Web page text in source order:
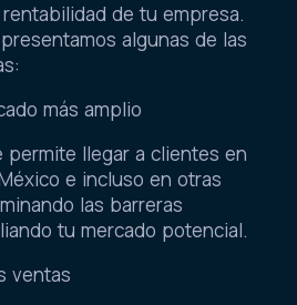
de tu empresa.
algunas de las
más amplio
permite llegar a clientes en
e incluso en otras
las barreras
tu mercado potencial.
ventas